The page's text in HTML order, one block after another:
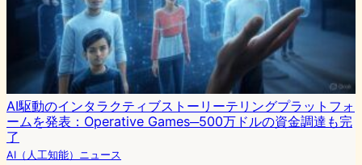
AI駆動のインタラクティブストーリーテリングプラットフォ
ームを発表：Operative Games─500万ドルの資金調達も完
了
AI（人工知能）ニュース